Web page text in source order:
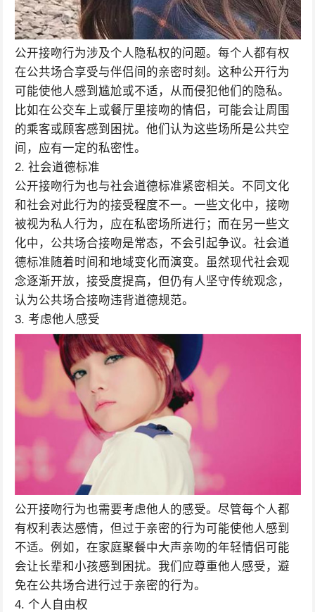
公开接吻行为涉及个人隐私权的问题。每个人都有权
在公共场合享受与伴侣间的亲密时刻。这种公开行为
可能使他人感到尴尬或不适，从而侵犯他们的隐私。
比如在公交车上或餐厅里接吻的情侣，可能会让周围
的乘客或顾客感到困扰。他们认为这些场所是公共空
间，应有一定的私密性。
2. 社会道德标准
公开接吻行为也与社会道德标准紧密相关。不同文化
和社会对此行为的接受程度不一。一些文化中，接吻
被视为私人行为，应在私密场所进行；而在另一些文
化中，公共场合接吻是常态，不会引起争议。社会道
德标准随着时间和地域变化而演变。虽然现代社会观
念逐渐开放，接受度提高，但仍有人坚守传统观念，
认为公共场合接吻违背道德规范。
3. 考虑他人感受
公开接吻行为也需要考虑他人的感受。尽管每个人都
有权利表达感情，但过于亲密的行为可能使他人感到
不适。例如，在家庭聚餐中大声亲吻的年轻情侣可能
会让长辈和小孩感到困扰。我们应尊重他人感受，避
免在公共场合进行过于亲密的行为。
4. 个人自由权